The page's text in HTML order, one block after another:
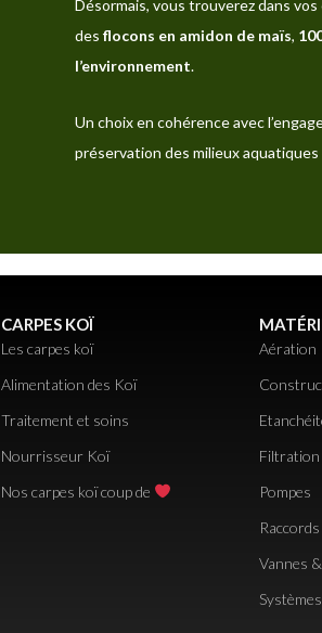
Désormais, vous trouverez dans
desflocons en amidon de maïs,
l’environnement.
Un choix en cohérence avec
préservation des milieux
CARPES KOÏ
Les carpes koï
Alimentation des Koï
Traitement et soins
Nourrisseur Koï
Nos carpes koï coup de
Aération
Filtration
Pompes
Vannes